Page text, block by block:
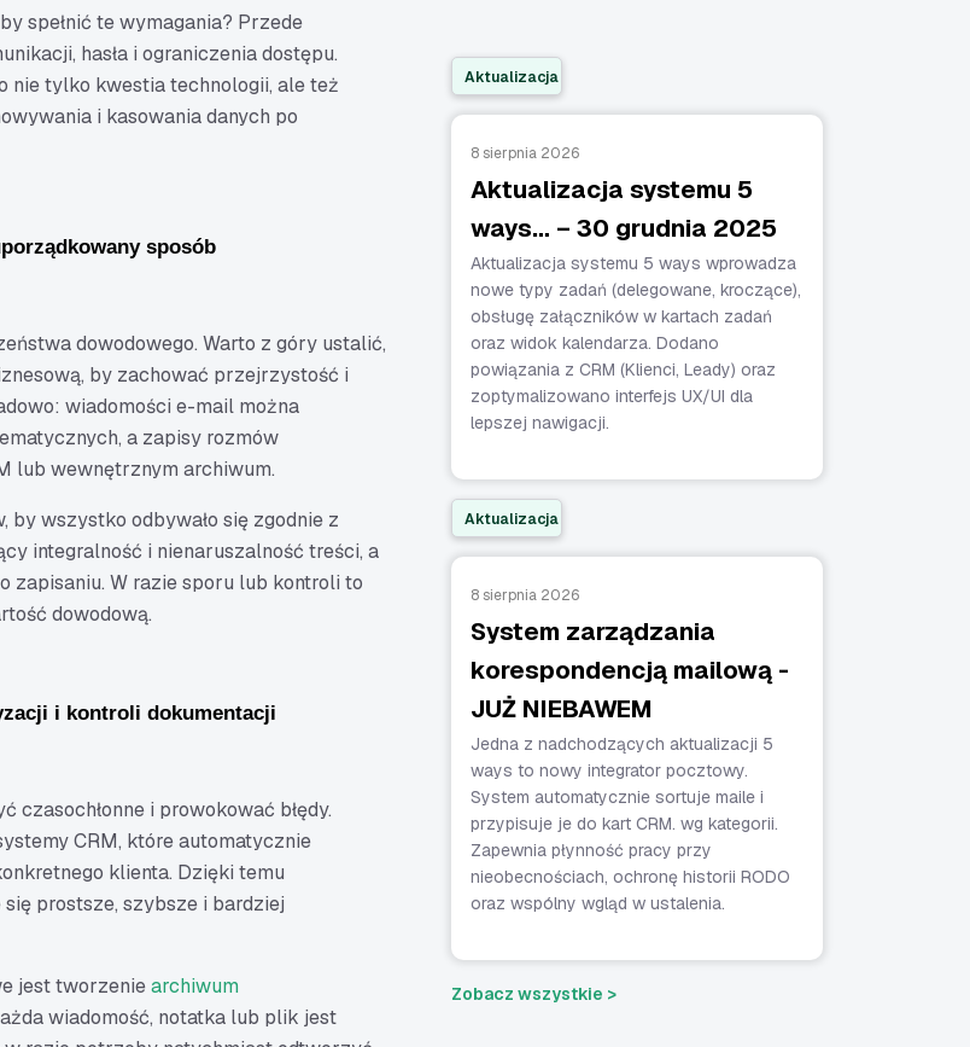
spełnić te wymagania? Przede
hasła i ograniczenia dostępu.
nie tylko kwestia technologii, ale też
i kasowania danych po
sposób
dowodowego. Warto z góry ustalić,
by zachować przejrzystość i
wiadomości e-mail można
a zapisy rozmów
lub wewnętrznym archiwum.
wszystko odbywało się zgodnie z
integralność i nienaruszalność treści, a
zapisaniu. W razie sporu lub kontroli to
dowodową.
i kontroli dokumentacji
czasochłonne i prowokować błędy.
CRM, które automatycznie
klienta. Dzięki temu
prostsze, szybsze i bardziej
jest tworzeniearchiwum
wiadomość, notatka lub plik jest
Aktualizacja
8 sierpnia 2026
Aktualizacja systemu 5
ways… – 30 grudnia 2025
Aktualizacja systemu 5 ways wprowadza
nowe typy zadań (delegowane, kroczące),
obsługę załączników w kartach zadań
oraz widok kalendarza. Dodano
powiązania z CRM (Klienci, Leady) oraz
zoptymalizowano interfejs UX/UI dla
lepszej nawigacji.
Aktualizacja
8 sierpnia 2026
System zarządzania
korespondencją mailową -
JUŻ NIEBAWEM
Jedna z nadchodzących aktualizacji 5
ways to nowy integrator pocztowy.
System automatycznie sortuje maile i
przypisuje je do kart CRM. wg kategorii.
Zapewnia płynność pracy przy
nieobecnościach, ochronę historii RODO
oraz wspólny wgląd w ustalenia.
Zobacz wszystkie >